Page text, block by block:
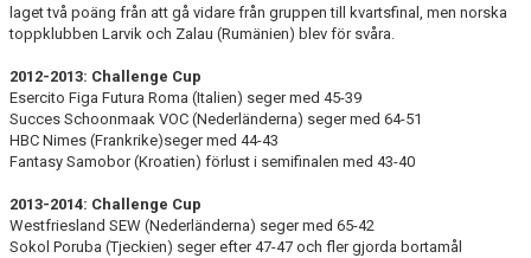
laget två poäng från att gå vidare från gruppen till kvartsfinal, men norska
toppklubben Larvik och Zalau (Rumänien) blev för svåra.
2012-2013: Challenge Cup
Esercito Figa Futura Roma (Italien) seger med 45-39
Succes Schoonmaak VOC (Nederländerna) seger med 64-51
HBC Nimes (Frankrike)seger med 44-43
Fantasy Samobor (Kroatien) förlust i semifinalen med 43-40
2013-2014: Challenge Cup
Westfriesland SEW (Nederländerna) seger med 65-42
Sokol Poruba (Tjeckien) seger efter 47-47 och fler gjorda bortamål